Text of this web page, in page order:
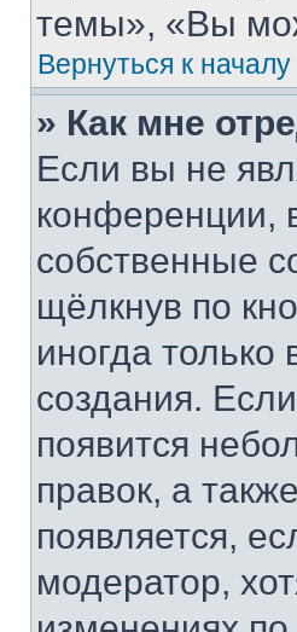
темы», «Вы
Вернуться к началу
» Как мне
Если вы не
конференции,
собственные
щёлкнув по
иногда только
создания.
появится
правок, а
появляется,
модератор,